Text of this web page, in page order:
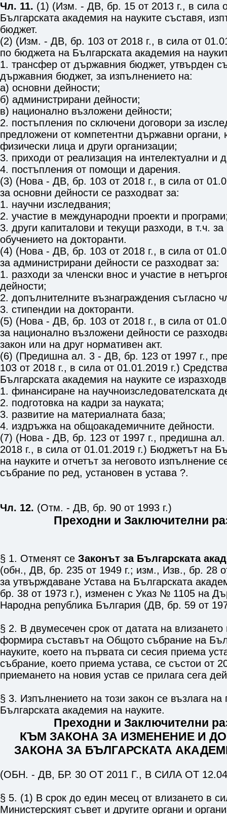
Чл. 11. (1) (Изм. - ДВ, бр. 15 от 2013 г., в сила
Българската академия на науките съставя,
бюджет.
(2) (Изм. - ДВ, бр. 103 от 2018 г., в сила от
по бюджета на Българската академия на
1. трансфер от държавния бюджет, утвърден
държавния бюджет, за изпълнението на:
а) основни дейности;
б) администрирани дейности;
в) национално възложени дейности;
2. постъпления по сключени договори за
предложени от компетентни държавни органи,
физически лица и други организации;
3. приходи от реализация на интелектуални и
4. постъпления от помощи и дарения.
(3) (Нова - ДВ, бр. 103 от 2018 г., в сила от
за основни дейности се разходват за:
1. научни изследвания;
2. участие в международни проекти и
3. други капиталови и текущи разходи, в т.ч.
обучението на докторанти.
(4) (Нова - ДВ, бр. 103 от 2018 г., в сила от
за администрирани дейности се разходват за:
1. разходи за членски внос и участие в
дейности;
2. допълнителните възнаграждения съгласно
3. стипендии на докторанти.
(5) (Нова - ДВ, бр. 103 от 2018 г., в сила от
за национално възложени дейности се
закон или на друг нормативен акт.
(6) (Предишна ал. 3 - ДВ, бр. 123 от 1997 г.,
103 от 2018 г., в сила от 01.01.2019 г.)
Българската академия на науките се
1. финансиране на научноизследователската
2. подготовка на кадри за науката;
3. развитие на материалната база;
4. издръжка на общоакадемичните дейности.
(7) (Нова - ДВ, бр. 123 от 1997 г., предишна
2018 г., в сила от 01.01.2019 г.) Бюджетът на
на науките и отчетът за неговото изпълнение
събрание по ред, установен в устава ?.
Чл. 12. (Отм. - ДВ, бр. 90 от 1993 г.)
Преходни и Заключителни
§ 1. Отменят се Законът за Българската
(обн., ДВ, бр. 235 от 1949 г.; изм., Изв., бр. 28
за утвърждаване Устава на Българската
бр. 38 от 1973 г.), изменен с Указ № 1105 на
Народна република България (ДВ, бр. 59 от
§ 2. В двумесечен срок от датата на
формира съставът на Общото събрание на
науките, което на първата си сесия приема
събрание, което приема устава, се състои от
приемането на новия устав се прилага сега
§ 3. Изпълнението на този закон се възлага на
Българската академия на науките.
Преходни и Заключителни
КЪМ ЗАКОНА ЗА ИЗМЕНЕНИЕ И
ЗАКОНА ЗА БЪЛГАРСКАТА
(ОБН. - ДВ, БР. 30 ОТ 2011 Г., В СИЛА ОТ
§ 5. (1) В срок до един месец от влизането в
Министерският съвет и другите органи и